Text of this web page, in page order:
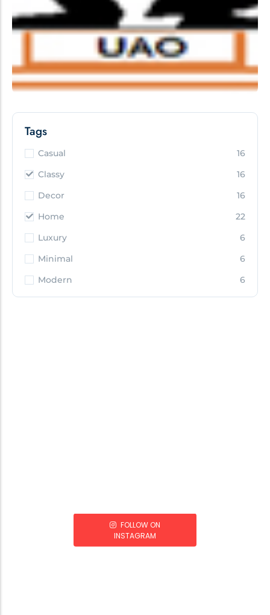
Tags
Casual
16
Classy
16
Decor
16
Home
22
Luxury
6
Minimal
6
Modern
6
FOLLOW ON
INSTAGRAM